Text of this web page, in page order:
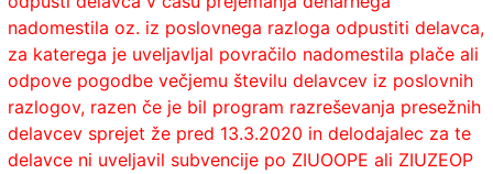
nadomestila oz. iz poslovnega razloga odpustiti delavca,
za katerega je uveljavljal povračilo nadomestila plače ali
odpove pogodbe večjemu številu delavcev iz poslovnih
razlogov, razen če je bil program razreševanja presežnih
delavcev sprejet že pred 13.3.2020 in delodajalec za te
delavce ni uveljavil subvencije po ZIUOOPE ali ZIUZEOP